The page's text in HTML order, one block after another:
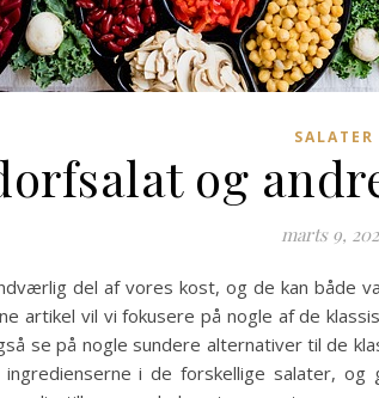
SALATER
og
marts 9,
del af vores kost, og de kan både
artikel vil vi fokusere på nogle af de
se på nogle sundere alternativer til de
ingredienserne i de forskellige salater,